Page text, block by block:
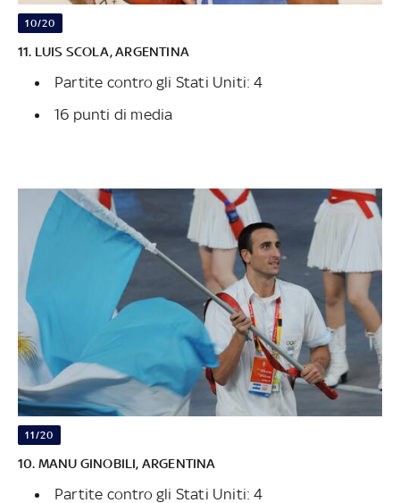
10/20
11. LUIS SCOLA, ARGENTINA
Partite contro gli Stati Uniti: 4
16 punti di media
11/20
10. MANU GINOBILI, ARGENTINA
Partite contro gli Stati Uniti: 4